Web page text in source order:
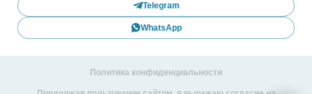
Telegram
WhatsApp
Политика конфиденциальности